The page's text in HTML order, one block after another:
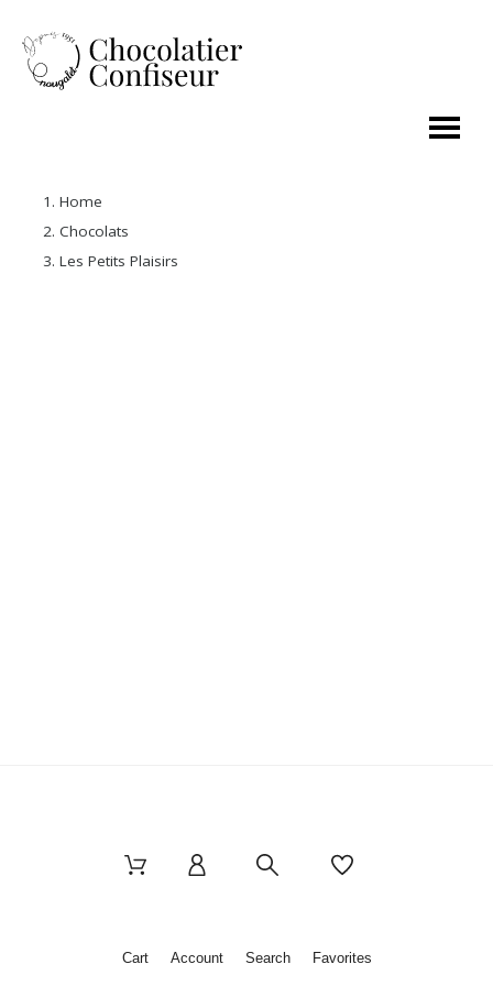
Home
Chocolats
Les Petits Plaisirs
Cart Account Search Favorites